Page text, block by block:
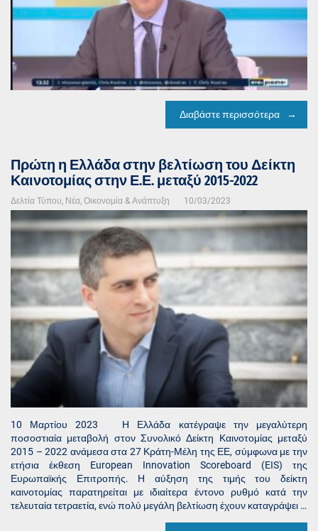
Διαβάστε περισσότερα
Πρώτη η Ελλάδα στην βελτίωση του Δείκτη
Καινοτομίας στην Ε.Ε. μεταξύ 2015-2022
Δελτία Τύπου Νέα Οικονομία & Ανάπτυξη 10/03/2023
10 Μαρτίου 2023 Η Ελλάδα κατέγραψε την μεγαλύτερη
ποσοστιαία μεταβολή στον Συνολικό Δείκτη Καινοτομίας μεταξύ
2015 – 2022 ανάμεσα στα 27 Κράτη-Μέλη της ΕΕ, σύμφωνα με την
ετήσια έκθεση European Innovation Scoreboard (EIS) της
Ευρωπαϊκής Επιτροπής. Η αύξηση της τιμής του δείκτη
καινοτομίας παρατηρείται με ιδιαίτερα έντονο ρυθμό κατά την
τελευταία τετραετία, ενώ πολύ μεγάλη βελτίωση έχουν καταγράψει …